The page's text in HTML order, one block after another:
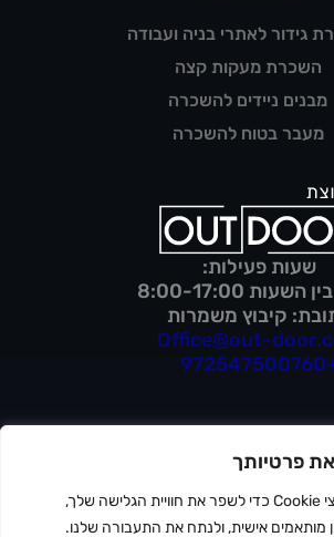
פרטיותך
אנו משתמשים בקובצי Cookie כדי לשפר את חוויית הגלישה שלך,
מותאמים אישית, ולנתח את התעבורה שלנו.
שעות פעילות:
8:00-17:00
קיבוץ משמרות
Office@out-
גידור לאתרי בניה ועבודה
השכרת מעקות קצה
מבנים ניידים להשכרה
מעבר בטוח להשכרה
מדיניות פרטיות